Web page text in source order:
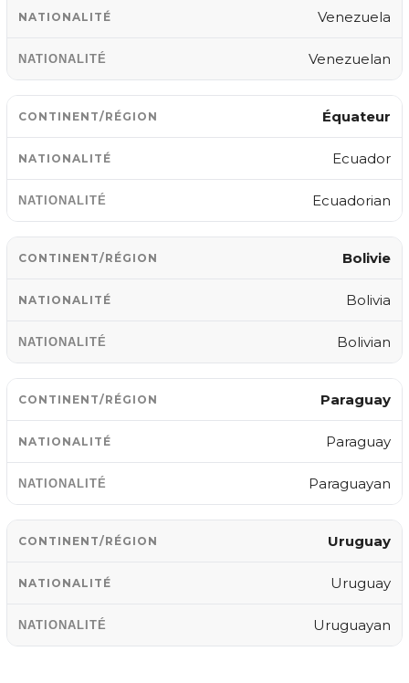
Venezuela
Venezuelan
Équateur
Ecuador
Ecuadorian
Bolivie
Bolivia
Bolivian
Paraguay
Paraguay
Paraguayan
Uruguay
Uruguay
Uruguayan